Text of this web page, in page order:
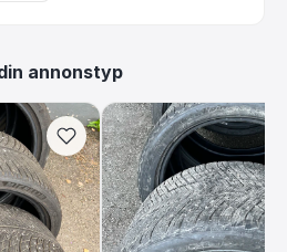
annonstyp